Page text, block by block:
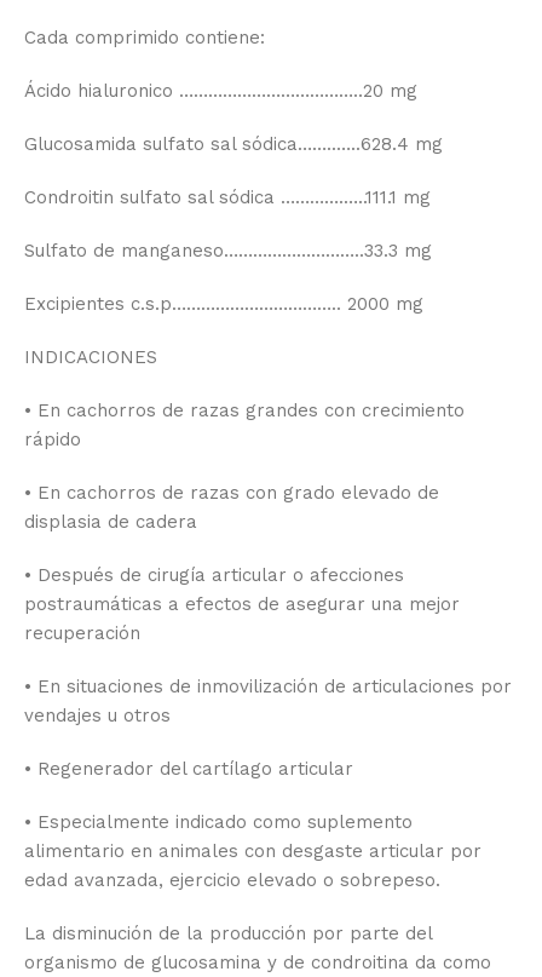
Cada comprimido contiene:
Ácido hialuronico ………………………………..20 mg
Glucosamida sulfato sal sódica……..…..628.4 mg
Condroitin sulfato sal sódica ………….…..111.1 mg
Sulfato de manganeso………………………..33.3 mg
Excipientes c.s.p…………………………….. 2000 mg
INDICACIONES
• En cachorros de razas grandes con crecimiento
rápido
• En cachorros de razas con grado elevado de
displasia de cadera
• Después de cirugía articular o afecciones
postraumáticas a efectos de asegurar una mejor
recuperación
• En situaciones de inmovilización de articulaciones por
vendajes u otros
• Regenerador del cartílago articular
• Especialmente indicado como suplemento
alimentario en animales con desgaste articular por
edad avanzada, ejercicio elevado o sobrepeso.
La disminución de la producción por parte del
organismo de glucosamina y de condroitina da como